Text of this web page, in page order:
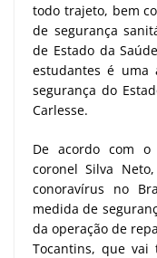
todo trajeto, bem
de segurança
de Estado da
estudantes é uma
segurança do
Carlesse.
De acordo com o
coronel Silva
conoravírus no
medida de
da operação de
Tocantins, que